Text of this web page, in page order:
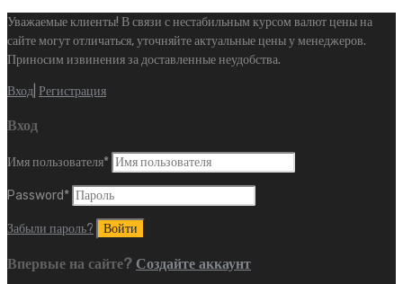
Уважаемые клиенты! В связи с нестабильным курсом валют цены на
сайте могут отличаться, уточняйте актуальные цены у менеджеров.
Приносим извинения за доставленные неудобства.
Вход Регистрация
Вход
Имя пользователя*
Password*
Забыли пароль?
Впервые на сайте? Создайте аккаунт